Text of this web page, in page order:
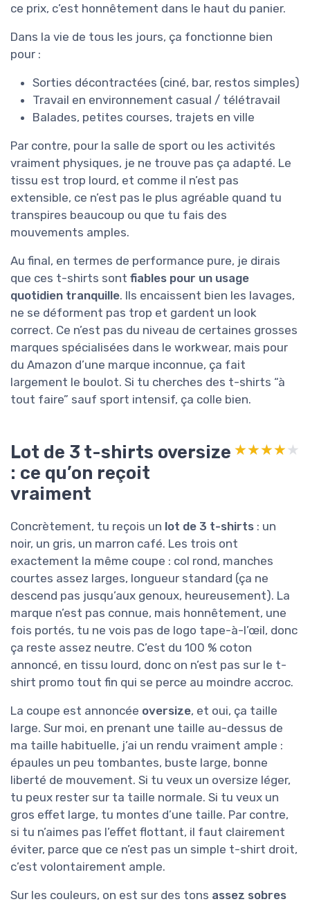
ce prix, c’est honnêtement dans le haut du panier.
Dans la vie de tous les jours, ça fonctionne bien
pour :
Sorties décontractées (ciné, bar, restos simples)
Travail en environnement casual / télétravail
Balades, petites courses, trajets en ville
Par contre, pour la salle de sport ou les activités
vraiment physiques, je ne trouve pas ça adapté. Le
tissu est trop lourd, et comme il n’est pas
extensible, ce n’est pas le plus agréable quand tu
transpires beaucoup ou que tu fais des
mouvements amples.
Au final, en termes de performance pure, je dirais
que ces t-shirts sont fiables pour un usage
quotidien tranquille. Ils encaissent bien les lavages,
ne se déforment pas trop et gardent un look
correct. Ce n’est pas du niveau de certaines grosses
marques spécialisées dans le workwear, mais pour
du Amazon d’une marque inconnue, ça fait
largement le boulot. Si tu cherches des t-shirts “à
tout faire” sauf sport intensif, ça colle bien.
Lot de 3 t-shirts oversize
: ce qu’on reçoit
vraiment
★★★★★
★★★★★
Concrètement, tu reçois un lot de 3 t-shirts : un
noir, un gris, un marron café. Les trois ont
exactement la même coupe : col rond, manches
courtes assez larges, longueur standard (ça ne
descend pas jusqu’aux genoux, heureusement). La
marque n’est pas connue, mais honnêtement, une
fois portés, tu ne vois pas de logo tape-à-l’œil, donc
ça reste assez neutre. C’est du 100 % coton
annoncé, en tissu lourd, donc on n’est pas sur le t-
shirt promo tout fin qui se perce au moindre accroc.
La coupe est annoncée oversize, et oui, ça taille
large. Sur moi, en prenant une taille au-dessus de
ma taille habituelle, j’ai un rendu vraiment ample :
épaules un peu tombantes, buste large, bonne
liberté de mouvement. Si tu veux un oversize léger,
tu peux rester sur ta taille normale. Si tu veux un
gros effet large, tu montes d’une taille. Par contre,
si tu n’aimes pas l’effet flottant, il faut clairement
éviter, parce que ce n’est pas un simple t-shirt droit,
c’est volontairement ample.
Sur les couleurs, on est sur des tons assez sobres